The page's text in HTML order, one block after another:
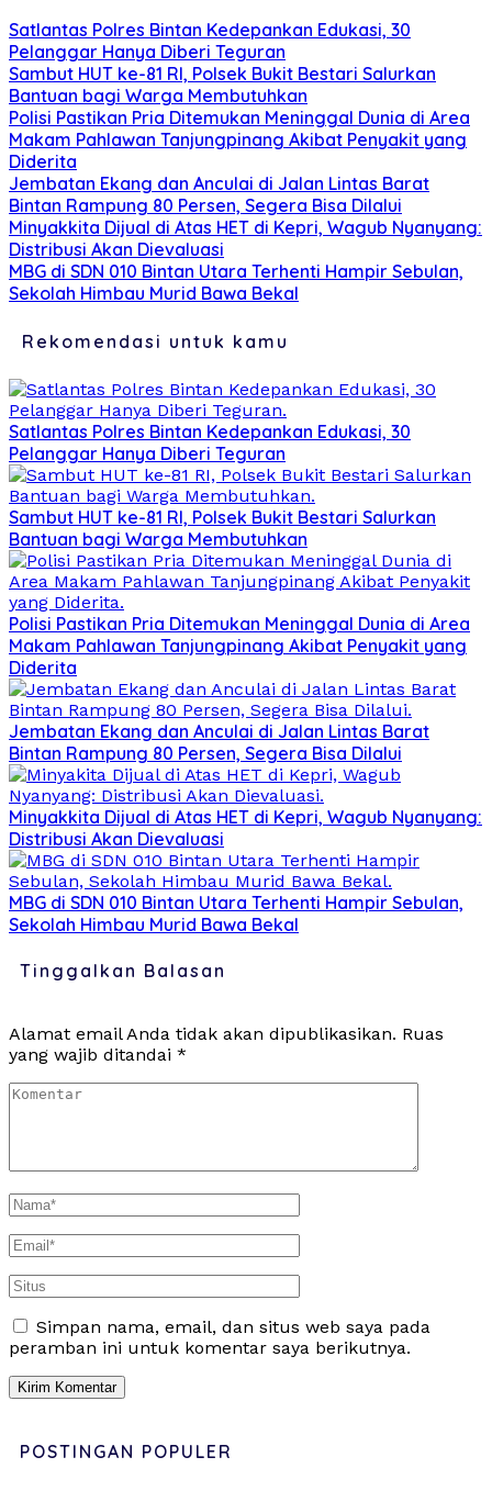
Satlantas Polres Bintan Kedepankan Edukasi, 30
Pelanggar Hanya Diberi Teguran
Sambut HUT ke-81 RI, Polsek Bukit Bestari Salurkan
Bantuan bagi Warga Membutuhkan
Polisi Pastikan Pria Ditemukan Meninggal Dunia di Area
Makam Pahlawan Tanjungpinang Akibat Penyakit yang
Diderita
Jembatan Ekang dan Anculai di Jalan Lintas Barat
Bintan Rampung 80 Persen, Segera Bisa Dilalui
Minyakkita Dijual di Atas HET di Kepri, Wagub Nyanyang:
Distribusi Akan Dievaluasi
MBG di SDN 010 Bintan Utara Terhenti Hampir Sebulan,
Sekolah Himbau Murid Bawa Bekal
Rekomendasi untuk kamu
Satlantas Polres Bintan Kedepankan Edukasi, 30
Pelanggar Hanya Diberi Teguran
Sambut HUT ke-81 RI, Polsek Bukit Bestari Salurkan
Bantuan bagi Warga Membutuhkan
Polisi Pastikan Pria Ditemukan Meninggal Dunia di Area
Makam Pahlawan Tanjungpinang Akibat Penyakit yang
Diderita
Jembatan Ekang dan Anculai di Jalan Lintas Barat
Bintan Rampung 80 Persen, Segera Bisa Dilalui
Minyakkita Dijual di Atas HET di Kepri, Wagub Nyanyang:
Distribusi Akan Dievaluasi
MBG di SDN 010 Bintan Utara Terhenti Hampir Sebulan,
Sekolah Himbau Murid Bawa Bekal
Tinggalkan Balasan
Alamat email Anda tidak akan dipublikasikan. Ruas
yang wajib ditandai *
Simpan nama, email, dan situs web saya pada
peramban ini untuk komentar saya berikutnya.
POSTINGAN POPULER